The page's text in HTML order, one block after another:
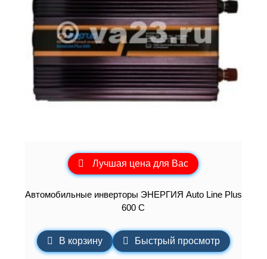
Лучшая цена для Вас
Автомобильные инверторы ЭНЕРГИЯ Auto Line Plus
600 C
В корзину Быстрый просмотр